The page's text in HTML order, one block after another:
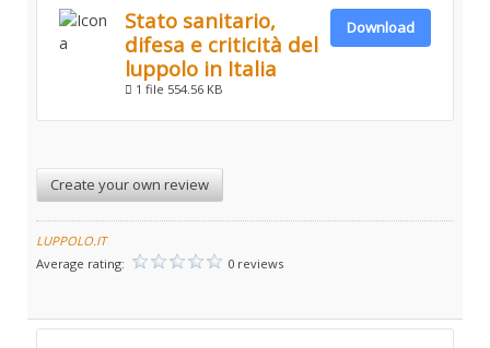
Stato sanitario,
difesa e criticità del
luppolo in Italia
1 file 554.56 KB
Download
Create your own review
LUPPOLO.IT
Average rating:
0 reviews